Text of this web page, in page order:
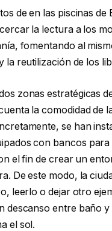
de en las piscinas de
la lectura a los
fomentando al
la reutilización de los
zonas estratégicas
la comodidad de
se han
con bancos
el fin de crear un
De este modo, la
leerlo o dejar otro
descanso entre baño
el sol.